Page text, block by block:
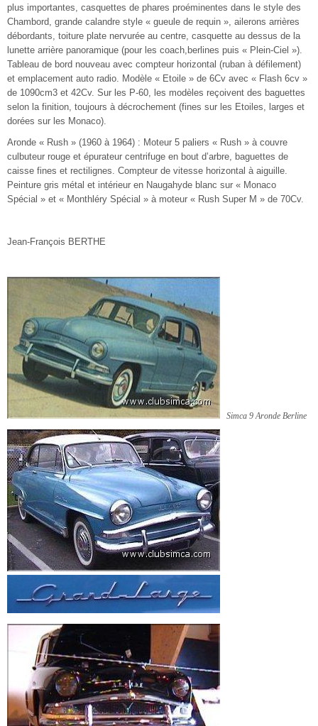
plus importantes, casquettes de phares proéminentes dans le style des
Chambord, grande calandre style « gueule de requin », ailerons arrières
débordants, toiture plate nervurée au centre, casquette au dessus de la
lunette arrière panoramique (pour les coach,berlines puis « Plein-Ciel »).
Tableau de bord nouveau avec compteur horizontal (ruban à défilement)
et emplacement auto radio. Modèle « Etoile » de 6Cv avec « Flash 6cv »
de 1090cm3 et 42Cv. Sur les P-60, les modèles reçoivent des baguettes
selon la finition, toujours à décrochement (fines sur les Etoiles, larges et
dorées sur les Monaco).
Aronde « Rush » (1960 à 1964) : Moteur 5 paliers « Rush » à couvre
culbuteur rouge et épurateur centrifuge en bout d’arbre, baguettes de
caisse fines et rectilignes. Compteur de vitesse horizontal à aiguille.
Peinture gris métal et intérieur en Naugahyde blanc sur « Monaco
Spécial » et « Monthléry Spécial » à moteur « Rush Super M » de 70Cv.
Jean-François BERTHE
Simca 9 Aronde Berline